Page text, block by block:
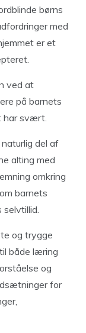
børns
med
er et
ved at
på barnets
har svært.
del af
alting med
omkring
barnets
og trygge
både læring
og
for